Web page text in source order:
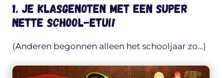
1. Je klasgenoten met een SUPER
nette school-etui!
(Anderen begonnen alleen het schooljaar zo…)